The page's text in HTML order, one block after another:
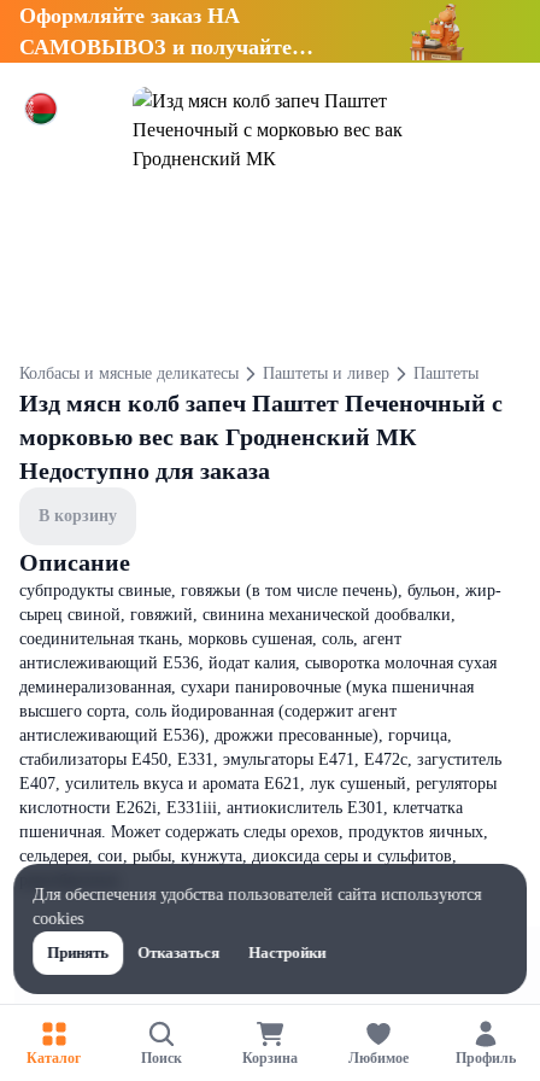
Оформляйте заказ НА
САМОВЫВОЗ и получайте
Колбасы и мясные деликатесы Паштеты и ливер Паштеты
Изд мясн колб запеч Паштет Печеночный с
морковью вес вак Гродненский МК
Недоступно для заказа
В корзину
Описание
субпродукты свиные, говяжьи (в том числе печень), бульон, жир-
сырец свиной, говяжий, свинина механической дообвалки,
соединительная ткань, морковь сушеная, соль, агент
антислеживающий Е536, йодат калия, сыворотка молочная сухая
деминерализованная, сухари панировочные (мука пшеничная
высшего сорта, соль йодированная (содержит агент
антислеживающий Е536), дрожжи пресованные), горчица,
стабилизаторы Е450, Е331, эмульгаторы Е471, Е472с, загуститель
Е407, усилитель вкуса и аромата Е621, лук сушеный, регуляторы
кислотности Е262i, Е331iii, антиокислитель Е301, клетчатка
пшеничная. Может содержать следы орехов, продуктов яичных,
сельдерея, сои, рыбы, кунжута, диоксида серы и сульфитов,
Каталог Поиск Корзина Любимое Профиль
Для обеспечения удобства пользователей сайта используются
cookies
Принять
Отказаться Настройки